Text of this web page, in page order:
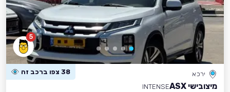
5
ירכא 38 צפו ברכב זה
מיצובישי ASX
INTENSE